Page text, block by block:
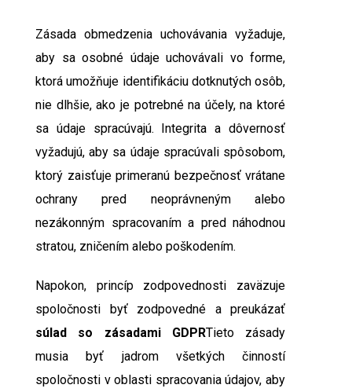
Zásada obmedzenia uchovávania vyžaduje,
aby sa osobné údaje uchovávali vo forme,
ktorá umožňuje identifikáciu dotknutých osôb,
nie dlhšie, ako je potrebné na účely, na ktoré
sa údaje spracúvajú. Integrita a dôvernosť
vyžadujú, aby sa údaje spracúvali spôsobom,
ktorý zaisťuje primeranú bezpečnosť vrátane
ochrany pred neoprávneným alebo
nezákonným spracovaním a pred náhodnou
stratou, zničením alebo poškodením.
Napokon, princíp zodpovednosti zaväzuje
spoločnosti byť zodpovedné a preukázať
súlad so zásadami GDPRTieto zásady
musia byť jadrom všetkých činností
spoločnosti v oblasti spracovania údajov, aby